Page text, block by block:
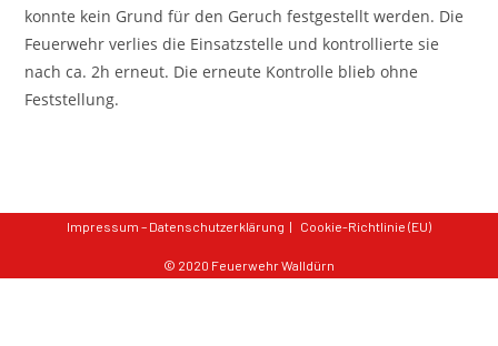
konnte kein Grund für den Geruch festgestellt werden. Die
Feuerwehr verlies die Einsatzstelle und kontrollierte sie
nach ca. 2h erneut. Die erneute Kontrolle blieb ohne
Feststellung.
Impressum – Datenschutzerklärung Cookie-Richtlinie (EU)
© 2020 Feuerwehr Walldürn